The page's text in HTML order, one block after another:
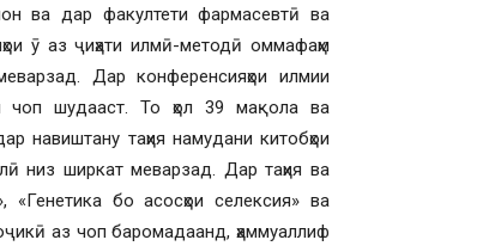
ва дар факултети фармасевтӣ ва
ӯ аз ҷиҳати илмӣ-методӣ оммафаҳм
Дар конференсияҳои илмии
чоп шудааст. То ҳол 39 мақола ва
навиштану таҳия намудани китобҳои
низ ширкат меварзад. Дар таҳия ва
«Генетика бо асосҳои селексия» ва
аз чоп баромадаанд, ҳаммуаллиф